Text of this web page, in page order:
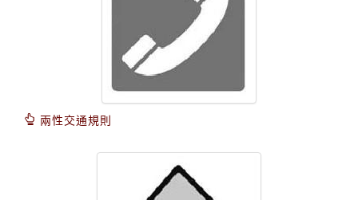
兩性交通規則